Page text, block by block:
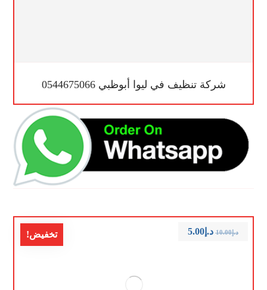
شركة تنظيف في ليوا أبوظبي 0544675066
تخفيض! د.إ10.00 د.إ5.00